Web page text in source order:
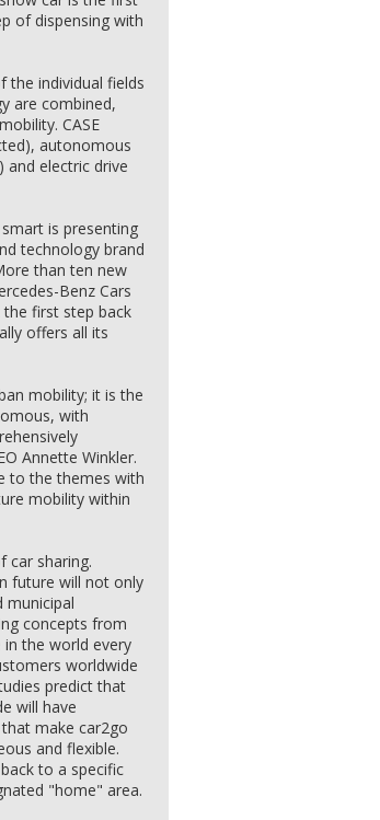
of dispensing with
the individual fields
are combined,
CASE
autonomous
and electric drive
is presenting
technology brand
than ten new
Benz Cars
first step back
offers all its
mobility; it is the
with
Annette Winkler.
to the themes with
mobility within
car sharing.
future will not only
municipal
concepts from
in the world every
worldwide
predict that
will have
make car2go
and flexible.
to a specific
"home" area.